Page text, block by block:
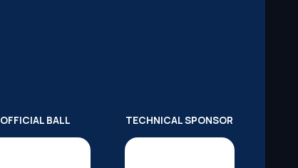
OFFICIAL BALL TECHNICAL SPONSOR